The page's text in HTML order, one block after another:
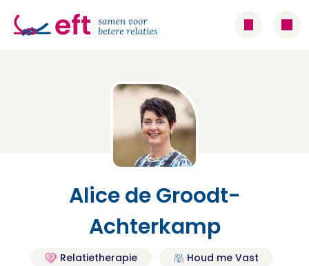
Alice de Groodt-
Achterkamp
Relatietherapie Houd me Vast